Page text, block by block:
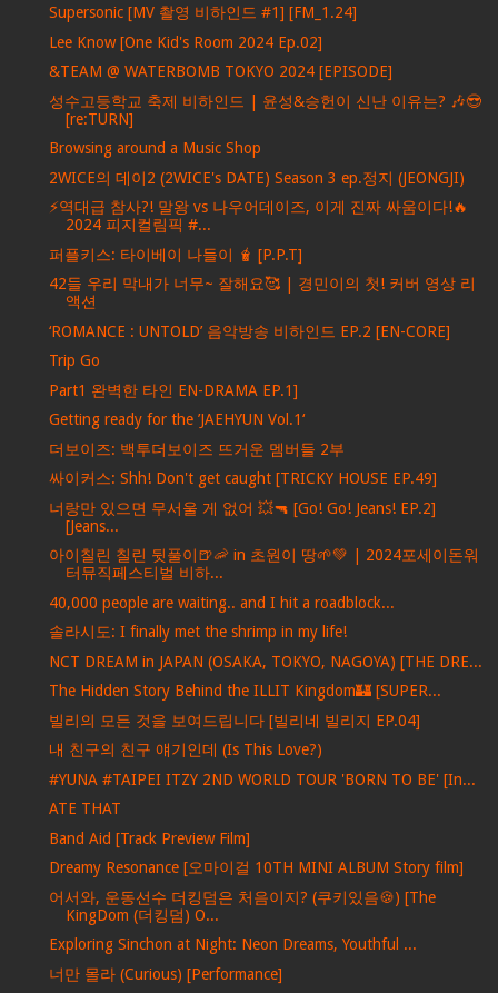
Supersonic [MV 촬영 비하인드 #1] [FM_1.24]
Lee Know [One Kid's Room 2024 Ep.02]
&TEAM @ WATERBOMB TOKYO 2024 [EPISODE]
성수고등학교 축제 비하인드 | 윤성&승헌이 신난 이유는? 🎶😎
[re:TURN]
Browsing around a Music Shop
2WICE의 데이2 (2WICE's DATE) Season 3 ep.정지 (JEONGJI)
⚡역대급 참사?! 말왕 vs 나우어데이즈, 이게 진짜 싸움이다!🔥
2024 피지컬림픽 #...
퍼플키스: 타이베이 나들이 🧋 [P.P.T]
42들 우리 막내가 너무~ 잘해요🥰 | 경민이의 첫! 커버 영상 리
액션
‘ROMANCE : UNTOLD’ 음악방송 비하인드 EP.2 [EN-CORE]
Trip Go
Part1 완벽한 타인 EN-DRAMA EP.1]
Getting ready for the ’JAEHYUN Vol.1‘
더보이즈: 백투더보이즈 뜨거운 멤버들 2부
싸이커스: Shh! Don't get caught [TRICKY HOUSE EP.49]
너랑만 있으면 무서울 게 없어 💥🔫 [Go! Go! Jeans! EP.2]
[Jeans...
아이칠린 칠린 뒷풀이🍺🦐 in 초원이 땅🌱💚 | 2024포세이돈워
터뮤직페스티벌 비하...
40,000 people are waiting.. and I hit a roadblock...
솔라시도: I finally met the shrimp in my life!
NCT DREAM in JAPAN (OSAKA, TOKYO, NAGOYA) [THE DRE...
The Hidden Story Behind the ILLIT Kingdom🏰 [SUPER...
빌리의 모든 것을 보여드립니다 [빌리네 빌리지 EP.04]
내 친구의 친구 얘기인데 (Is This Love?)
#YUNA #TAIPEI ITZY 2ND WORLD TOUR 'BORN TO BE' [In...
ATE THAT
Band Aid [Track Preview Film]
Dreamy Resonance [오마이걸 10TH MINI ALBUM Story film]
어서와, 운동선수 더킹덤은 처음이지? (쿠키있음🍪) [The
KingDom (더킹덤) O...
Exploring Sinchon at Night: Neon Dreams, Youthful ...
너만 몰라 (Curious) [Performance]